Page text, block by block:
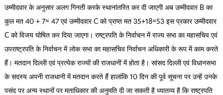
उम्मीदवार के अनुसार अलग गिनती करके स्थानांतरित कर दी जाएगी अब उम्मीदवार B का
कुल मत 40 + 7= 47 एवं उम्मीदवार C को प्राप्त मत 35+18=53 इस प्रकार उम्मीदवार
C को विजय घोषित कर दिया जाएगा। राष्ट्रपति के निर्वाचन में राज्य सभा का महासचिव एवं
उपराष्ट्रपति के निर्वाचन में लोक सभा का महासचिव निर्वाचन अधिकारी के रूप में काम करते
हैं। मतदान दिल्ली एवं प्रत्येक राज्यों की राजधानी में होता है। सांसद दिल्ली एवं विधानसभा
के सदस्य अपनी राजधानी में मतदान करते हैं हालांकि 10 दिन की पूर्व सूचना पर उन्हें उनके
पसंद पर अन्य स्थानों पर मताधिकार की अनुमति दी जा सकती है ध्यातव्य है कि राष्ट्रपति